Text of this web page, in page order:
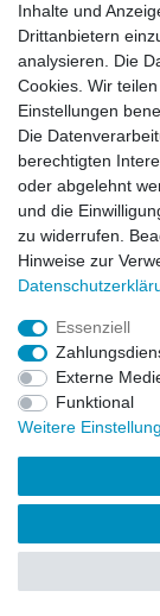
Zahlung und
©
Inhalte und
Drittanbietern
analysieren. Die
Cookies. Wir
Einstellungen
Die
berechtigten
oder abgelehnt
und die
zu widerrufen.
Hinweise zur
Essenziell
Externe
Funktional
Weitere